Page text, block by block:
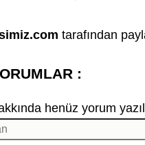
tarafından
:
henüz yorum